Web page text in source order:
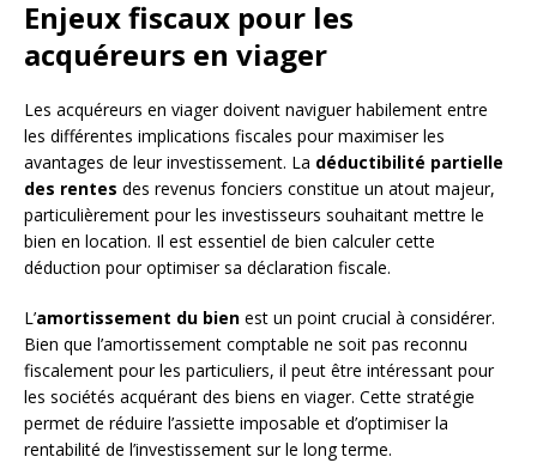
Enjeux fiscaux pour les
acquéreurs en viager
Les acquéreurs en viager doivent naviguer habilement entre
les différentes implications fiscales pour maximiser les
avantages de leur investissement. La déductibilité partielle
des rentes des revenus fonciers constitue un atout majeur,
particulièrement pour les investisseurs souhaitant mettre le
bien en location. Il est essentiel de bien calculer cette
déduction pour optimiser sa déclaration fiscale.
L’amortissement du bien est un point crucial à considérer.
Bien que l’amortissement comptable ne soit pas reconnu
fiscalement pour les particuliers, il peut être intéressant pour
les sociétés acquérant des biens en viager. Cette stratégie
permet de réduire l’assiette imposable et d’optimiser la
rentabilité de l’investissement sur le long terme.